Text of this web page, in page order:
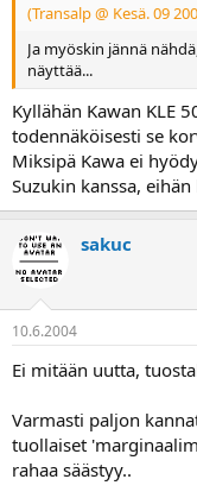
(Transalp @ Kesä. 09
Ja myöskin jännä
näyttää...
Kyllähän Kawan KLE
todennäköisesti se
Miksipä Kawa ei
Suzukin kanssa,
sakuc
10.6.2004
Ei mitään uutta,
Varmasti paljon
tuollaiset
rahaa säästyy..